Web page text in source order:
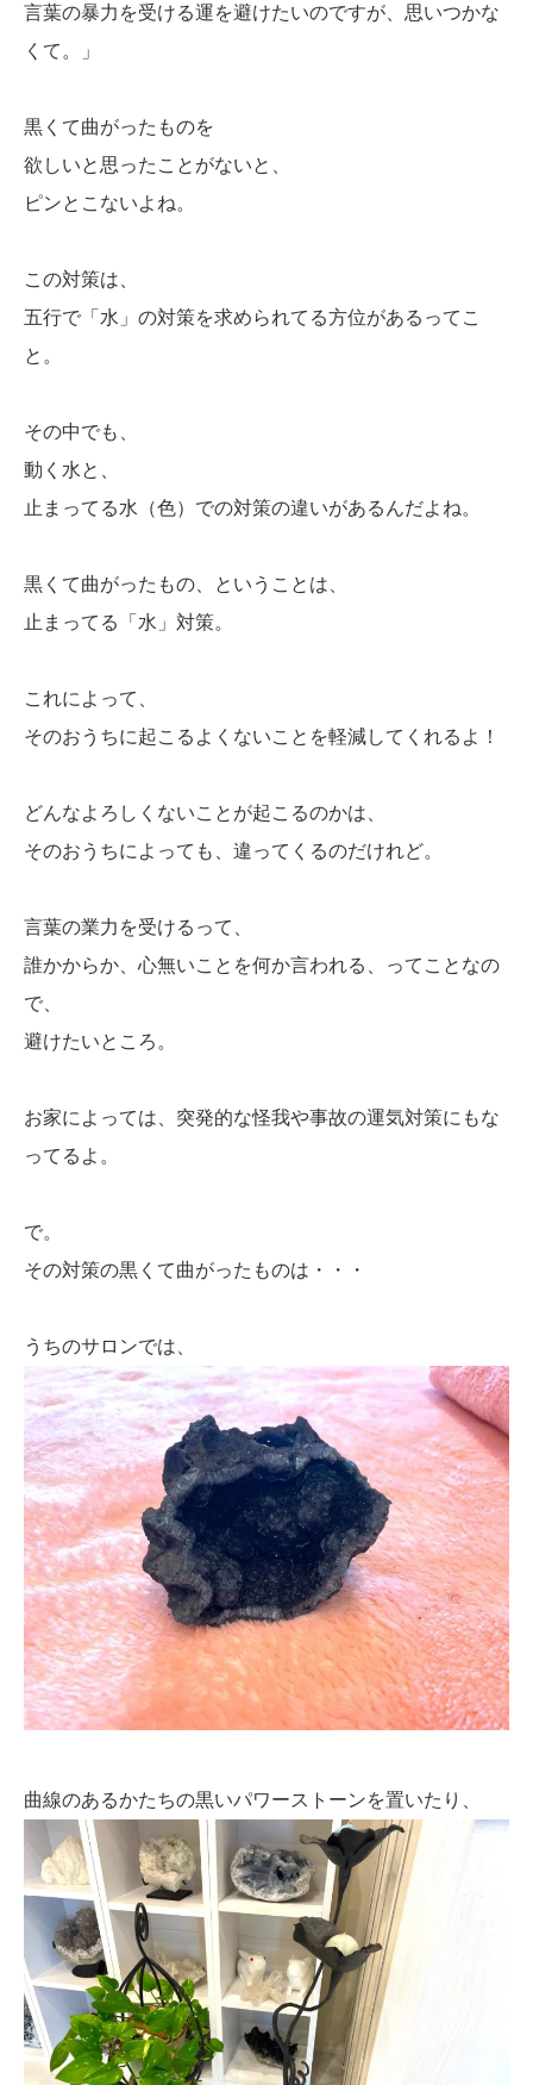
言葉の暴力を受ける運を避けたいのですが、思いつかな
くて。」
黒くて曲がったものを
欲しいと思ったことがないと、
ピンとこないよね。
この対策は、
五行で「水」の対策を求められてる方位があるってこ
と。
その中でも、
動く水と、
止まってる水（色）での対策の違いがあるんだよね。
黒くて曲がったもの、ということは、
止まってる「水」対策。
これによって、
そのおうちに起こるよくないことを軽減してくれるよ！
どんなよろしくないことが起こるのかは、
そのおうちによっても、違ってくるのだけれど。
言葉の業力を受けるって、
誰かからか、心無いことを何か言われる、ってことなの
で、
避けたいところ。
お家によっては、突発的な怪我や事故の運気対策にもな
ってるよ。
で。
その対策の黒くて曲がったものは・・・
うちのサロンでは、
曲線のあるかたちの黒いパワーストーンを置いたり、